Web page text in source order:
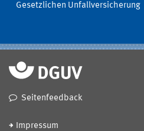
Gesetzlichen Unfallversicherung
Seitenfeedback
Impressum